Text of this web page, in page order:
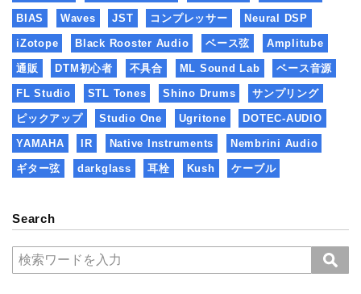
BIAS Waves JST コンプレッサー Neural DSP
iZotope Black Rooster Audio ベース弦 Amplitube
通販 DTM初心者 不具合 ML Sound Lab ベース音源
FL Studio STL Tones Shino Drums サンプリング
ピックアップ Studio One Ugritone DOTEC-AUDIO
YAMAHA IR Native Instruments Nembrini Audio
ギター弦 darkglass 耳栓 Kush ケーブル
Search